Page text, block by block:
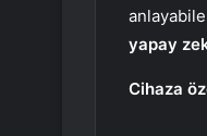
yapay
Cihaza